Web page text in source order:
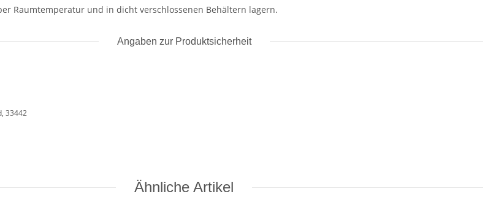
Raumtemperatur und in dicht verschlossenen Behältern lagern.
Angaben zur Produktsicherheit
33442
Ähnliche Artikel